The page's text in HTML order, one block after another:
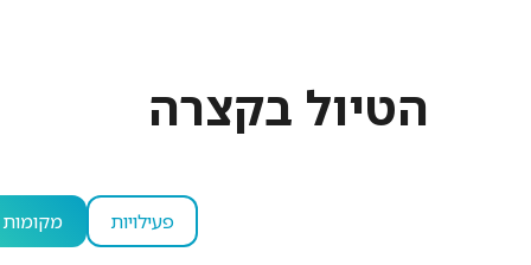
הטיול בקצרה
פעילויות מקומות